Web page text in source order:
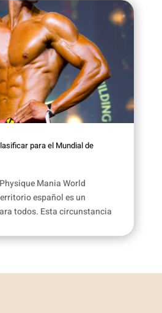
para el Mundial de
Mania World
español es un
todos. Esta circunstancia